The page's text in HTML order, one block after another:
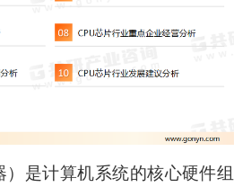
）是计算机系统的核心硬件组